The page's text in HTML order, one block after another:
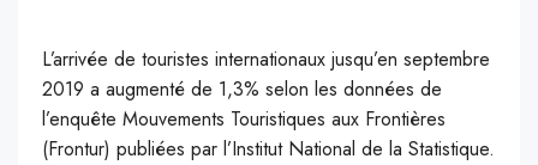
L’arrivée de touristes internationaux jusqu’en septembre
2019 a augmenté de 1,3% selon les données de
l’enquête Mouvements Touristiques aux Frontières
(Frontur) publiées par l’Institut National de la Statistique.